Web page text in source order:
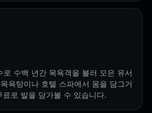
수백 년간 목욕객을 불러 모은 유서
욕탕이나 호텔 스파에서 몸을 담그거
로 발을 담가볼 수 있습니다.